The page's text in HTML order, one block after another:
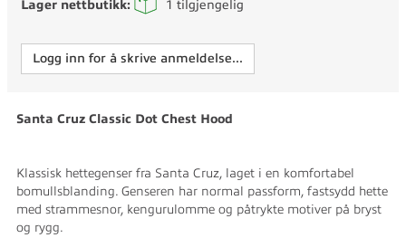
Logg inn for å skrive anmeldelse...
Lager nettbutikk: 1 tilgjengelig
Santa Cruz Classic Dot Chest Hood
Klassisk hettegenser fra Santa Cruz, laget i en komfortabel
bomullsblanding. Genseren har normal passform, fastsydd hette
med strammesnor, kengurulomme og påtrykte motiver på bryst
og rygg.